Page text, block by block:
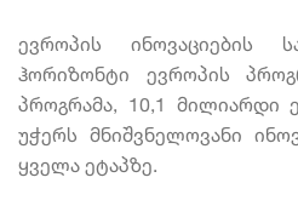
ევროპის ინოვაციების
ჰორიზონტი ევროპის
პროგრამა, 10,1 მილიარდი
უჭერს მნიშვნელოვანი
ყველა ეტაპზე.